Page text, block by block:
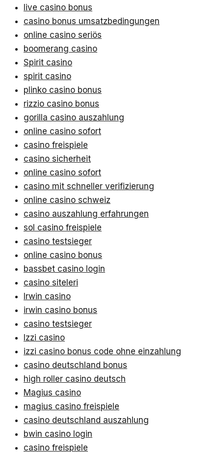
live casino bonus
casino bonus umsatzbedingungen
online casino seriös
boomerang casino
Spirit casino
spirit casino
plinko casino bonus
rizzio casino bonus
gorilla casino auszahlung
online casino sofort
casino freispiele
casino sicherheit
online casino sofort
casino mit schneller verifizierung
online casino schweiz
casino auszahlung erfahrungen
sol casino freispiele
casino testsieger
online casino bonus
bassbet casino login
casino siteleri
Irwin casino
irwin casino bonus
casino testsieger
Izzi casino
izzi casino bonus code ohne einzahlung
casino deutschland bonus
high roller casino deutsch
Magius casino
magius casino freispiele
casino deutschland auszahlung
bwin casino login
casino freispiele